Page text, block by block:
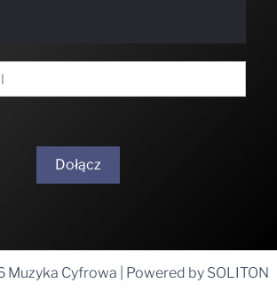
Dołącz
Cyfrowa | Powered by SOLITON